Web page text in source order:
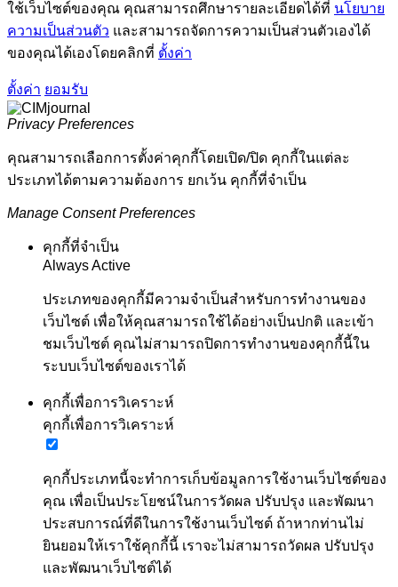
ใช้เว็บไซต์ของคุณ คุณสามารถศึกษารายละเอียดได้ที่ นโยบาย
ความเป็นส่วนตัว และสามารถจัดการความเป็นส่วนตัวเองได้
ของคุณได้เองโดยคลิกที่ ตั้งค่า
ตั้งค่า ยอมรับ
Privacy Preferences
คุณสามารถเลือกการตั้งค่าคุกกี้โดยเปิด/ปิด คุกกี้ในแต่ละ
ประเภทได้ตามความต้องการ ยกเว้น คุกกี้ที่จำเป็น
Manage Consent Preferences
คุกกี้ที่จำเป็น
Always Active
ประเภทของคุกกี้มีความจำเป็นสำหรับการทำงานของ
เว็บไซต์ เพื่อให้คุณสามารถใช้ได้อย่างเป็นปกติ และเข้า
ชมเว็บไซต์ คุณไม่สามารถปิดการทำงานของคุกกี้นี้ใน
ระบบเว็บไซต์ของเราได้
คุกกี้เพื่อการวิเคราะห์
คุกกี้เพื่อการวิเคราะห์
คุกกี้ประเภทนี้จะทำการเก็บข้อมูลการใช้งานเว็บไซต์ของ
คุณ เพื่อเป็นประโยชน์ในการวัดผล ปรับปรุง และพัฒนา
ประสบการณ์ที่ดีในการใช้งานเว็บไซต์ ถ้าหากท่านไม่
ยินยอมให้เราใช้คุกกี้นี้ เราจะไม่สามารถวัดผล ปรับปรุง
และพัฒนาเว็บไซต์ได้